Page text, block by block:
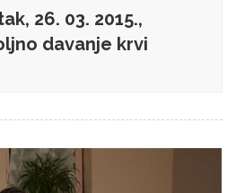
26. 03. 2015.,
davanje krvi